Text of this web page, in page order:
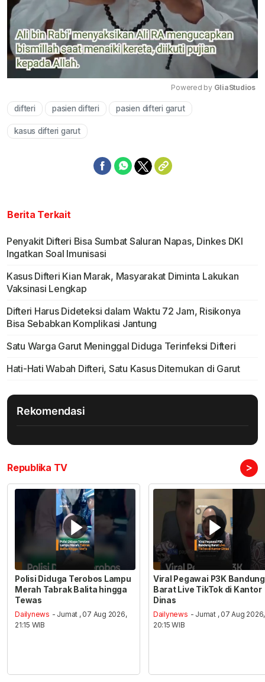
Powered by GliaStudios
difteri pasien difteri pasien difteri garut
kasus difteri garut
Berita Terkait
Penyakit Difteri Bisa Sumbat Saluran Napas, Dinkes DKI
Ingatkan Soal Imunisasi
Kasus Difteri Kian Marak, Masyarakat Diminta Lakukan
Vaksinasi Lengkap
Difteri Harus Dideteksi dalam Waktu 72 Jam, Risikonya
Bisa Sebabkan Komplikasi Jantung
Satu Warga Garut Meninggal Diduga Terinfeksi Difteri
Hati-Hati Wabah Difteri, Satu Kasus Ditemukan di Garut
Rekomendasi
Republika TV >
Polisi Diduga Terobos Lampu
Merah Tabrak Balita hingga
Tewas
Dailynews - Jumat , 07 Aug 2026,
21:15 WIB
Viral Pegawai P3K Bandung
Barat Live TikTok di Kantor
Dinas
Dailynews - Jumat , 07 Aug 2026,
20:15 WIB